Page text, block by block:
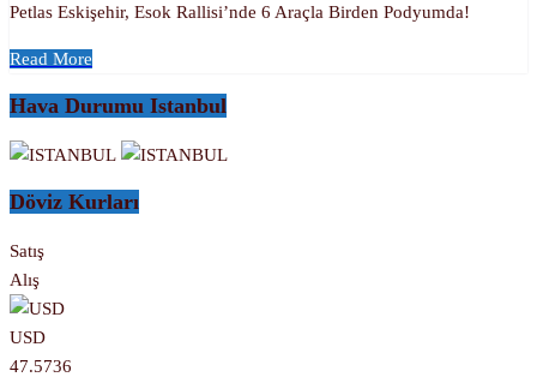
Petlas Eskişehir, Esok Rallisi’nde 6 Araçla Birden Podyumda!
Read More
Hava Durumu Istanbul
Döviz Kurları
Satış
Alış
USD
47.5736